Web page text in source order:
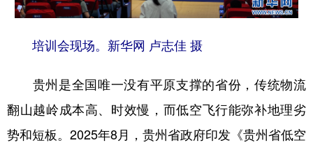
培训会现场。新华网 卢志佳 摄
贵州是全国唯一没有平原支撑的省份，传统物流
翻山越岭成本高、时效慢，而低空飞行能弥补地理劣
势和短板。2025年8月，贵州省政府印发《贵州省低空